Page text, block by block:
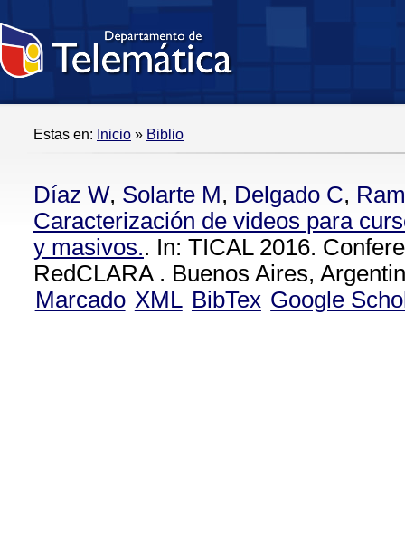
Estas en: Inicio » Biblio
Díaz W, Solarte M, Delgado C,
Caracterización de videos para
y masivos.. In: TICAL 2016.
RedCLARA . Buenos Aires,
Marcado XML BibTex Google